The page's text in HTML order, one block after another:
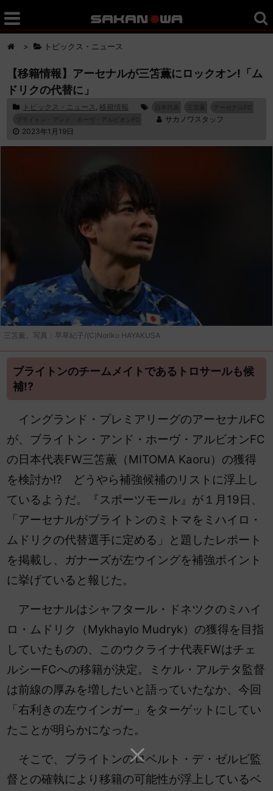
> トピックス・ニュース
【移籍情報】アーセナルが三笘薫にロックオン!「ム
ドリクの代替に」
トピックス・ニュース , 移籍情報
サカノワスタッフ
2023年1月19日
三笘薫。写真：早草紀子/(C)Noriko HAYAKUSA
ブライトンのチームメイトであるトロサールも候
補!?
イングランド・プレミアリーグのアーセナルFC
が、ブライトン・アンド・ホーヴ・アルビオンFC
の日本代表FW三笘薫（MITOMA Kaoru）の獲得
を検討か!? どうやら補強候補のリストに浮上し
ているようだ。『スポーツモール』が１月19日、
「アーセナルがブライトンのミトマをミハイロ・
ムドリクの代替選手に定める」と題したレポート
を掲載し、ガナーズが左ウイングを補強ポイント
に挙げていると報じた。
アーセナルはシャフタール・ドネツクのミハイ
ロ・ムドリク（Mykhaylo Mudryk）の獲得を目指
していたものの、このウクライナ代表FWはチェ
ルシーFCへの移籍が決定。ミケル・アルテタ監督
は前線の厚みを増したいと語っていたなか、今回
「右利きの左ウインガー」をターゲットにしてい
たことが明らかになった。
そこで、ブライトンのロベルト・デ・ゼルビ監
督との確執により移籍の可能性が浮上しているベ